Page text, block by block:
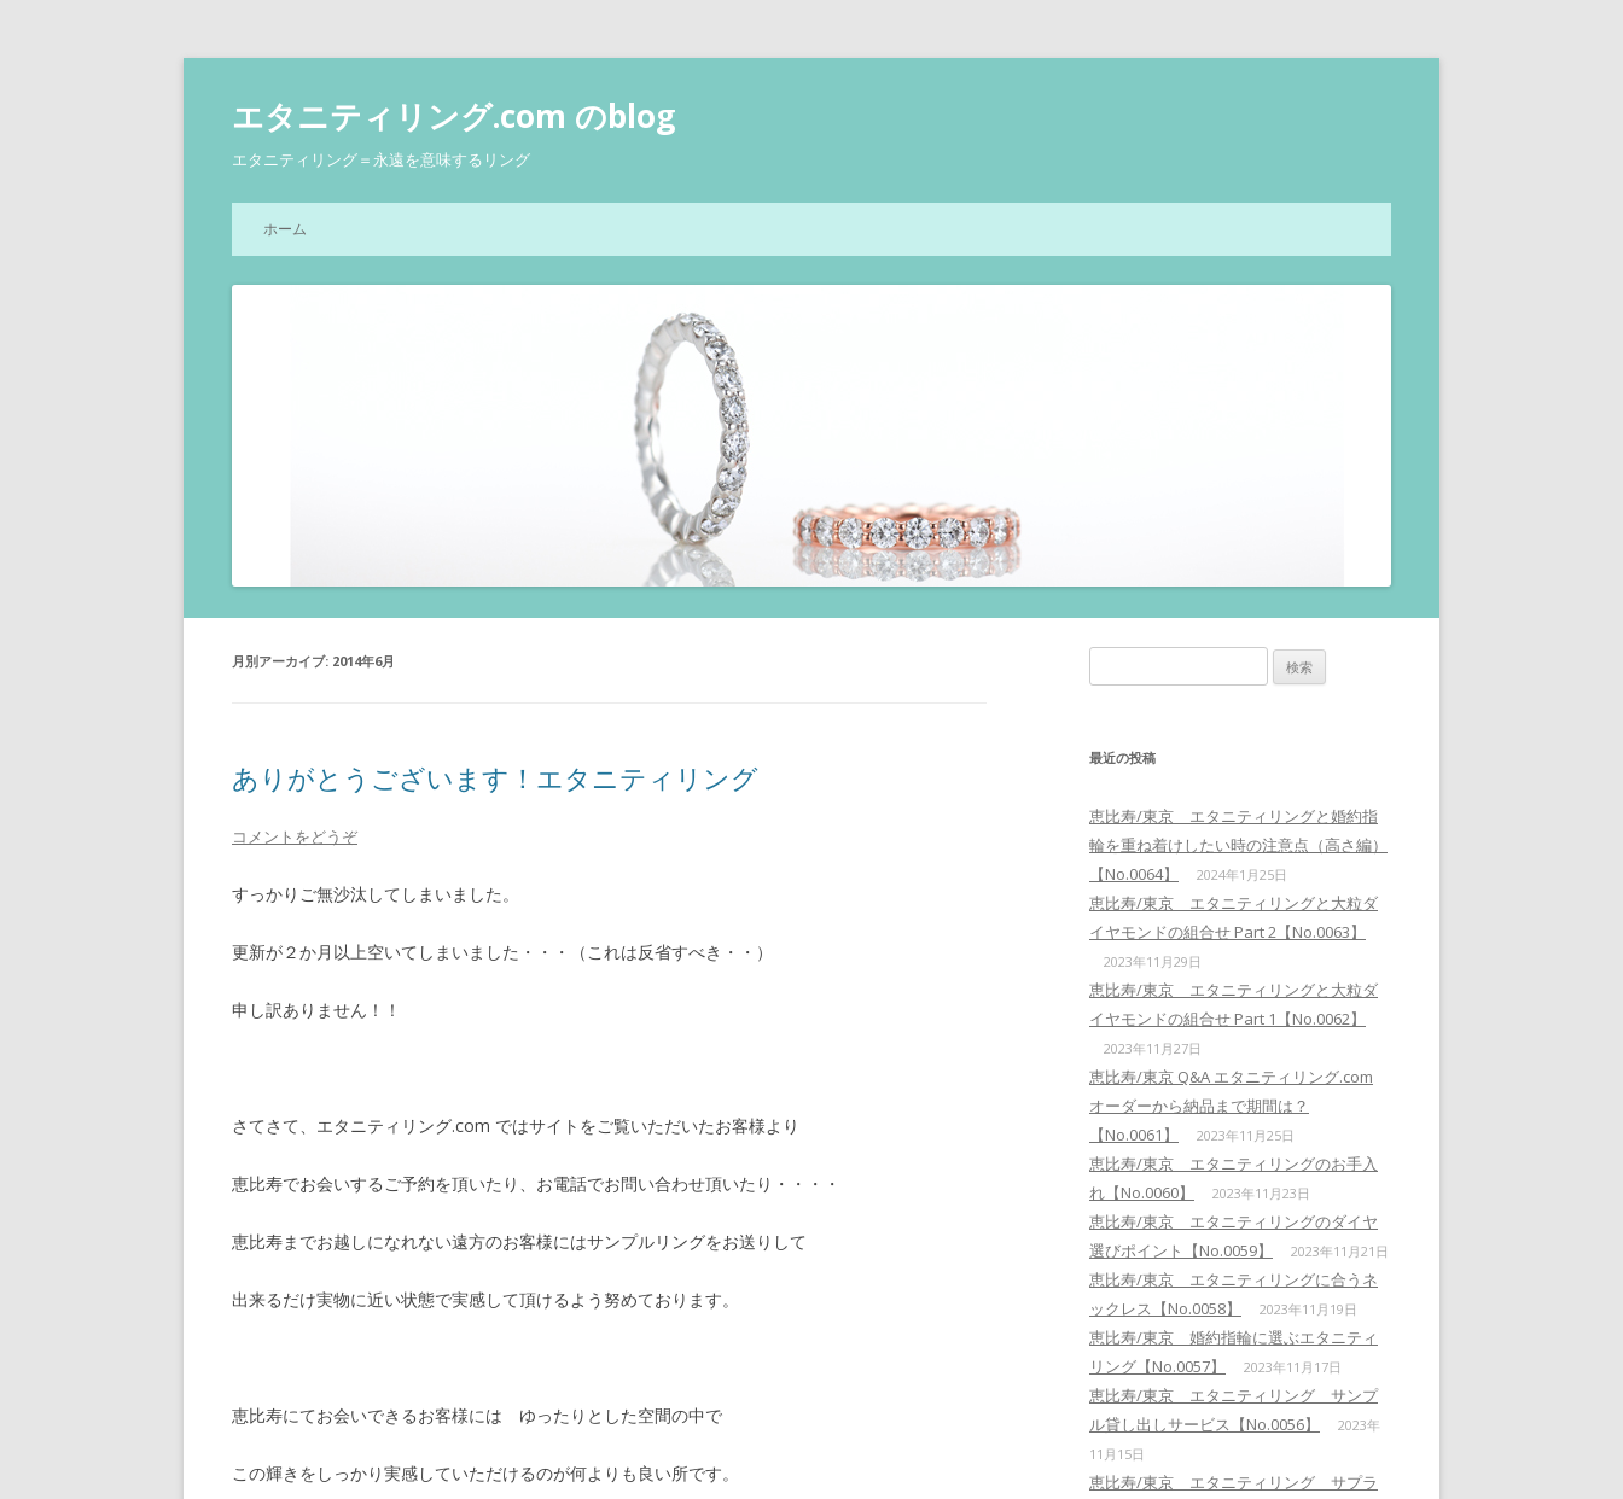
エタニティリング.com のblog
エタニティリング＝永遠を意味するリング
コンテンツへ移動
ホーム
月別アーカイブ: 2014年6月
ありがとうございます！エタニティリング
コメントをどうぞ
すっかりご無沙汰してしまいました。
更新が２か月以上空いてしまいました・・・（これは反省すべき・・）
申し訳ありません！！
さてさて、エタニティリング.com ではサイトをご覧いただいたお客様より
恵比寿でお会いするご予約を頂いたり、お電話でお問い合わせ頂いたり・・・・
恵比寿までお越しになれない遠方のお客様にはサンプルリングをお送りして
出来るだけ実物に近い状態で実感して頂けるよう努めております。
恵比寿にてお会いできるお客様には ゆったりとした空間の中で
この輝きをしっかり実感していただけるのが何よりも良い所です。
索:
最近の投稿
恵比寿/東京 エタニティリングと婚約指
輪を重ね着けしたい時の注意点（高さ編）
【No.0064】
2024年1月25日
恵比寿/東京 エタニティリングと大粒ダ
イヤモンドの組合せ Part 2【No.0063】
2023年11月29日
恵比寿/東京 エタニティリングと大粒ダ
イヤモンドの組合せ Part 1【No.0062】
2023年11月27日
恵比寿/東京 Q&A エタニティリング.com
オーダーから納品まで期間は？
【No.0061】
2023年11月25日
恵比寿/東京 エタニティリングのお手入
れ【No.0060】
2023年11月23日
恵比寿/東京 エタニティリングのダイヤ
選びポイント【No.0059】
2023年11月21日
恵比寿/東京 エタニティリングに合うネ
ックレス【No.0058】
2023年11月19日
恵比寿/東京 婚約指輪に選ぶエタニティ
リング【No.0057】
2023年11月17日
恵比寿/東京 エタニティリング サンプ
ル貸し出しサービス【No.0056】
2023年
11月15日
恵比寿/東京 エタニティリング サプラ